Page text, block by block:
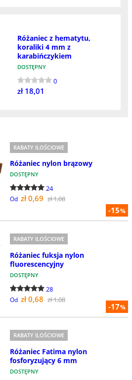
Różaniec z hematytu,
koraliki 4 mm z
karabińczykiem
DOSTĘPNY
0
zł 18,01
-15%
RABATY ILOŚCIOWE
Różaniec nylon brązowy
DOSTĘPNY
24
Od zł 0,69 zł 1,08
-17%
RABATY ILOŚCIOWE
Różaniec fuksja nylon
fluorescencyjny
DOSTĘPNY
28
Od zł 0,68 zł 1,08
RABATY ILOŚCIOWE
Różaniec Fatima nylon
fosforyzujący 6 mm
DOSTĘPNY